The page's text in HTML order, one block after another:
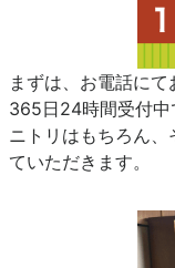
まずは、お電話にて
365日24時間受付中
ニトリはもちろん
ていただきます。